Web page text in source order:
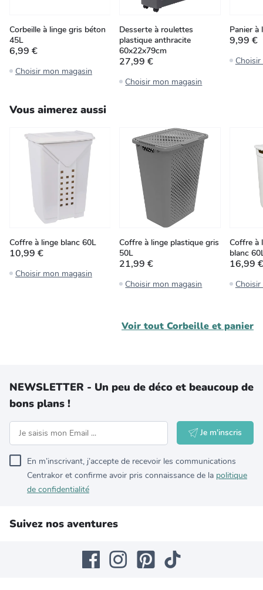
Corbeille à linge gris béton
45L
6,99 €
Choisir mon magasin
Desserte à roulettes
plastique anthracite
60x22x79cm
27,99 €
Choisir mon magasin
Panier à
9,99 €
Vous aimerez aussi
Coffre à linge blanc 60L
10,99 €
Choisir mon magasin
Coffre à linge plastique gris
50L
21,99 €
Choisir mon magasin
Coffre à
blanc
16,99 €
Voir tout Corbeille et panier
NEWSLETTER - Un peu de déco et beaucoup de
bons plans !
Je m'inscris
En m’inscrivant, j’accepte de recevoir les communications
Centrakor et confirme avoir pris connaissance de la politique
de confidentialité
Suivez nos aventures